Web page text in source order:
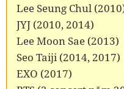
Lee Seung Chul
JYJ (2010, 2014)
Lee Moon Sae (2013)
Seo Taiji (2014, 2017)
EXO (2017)